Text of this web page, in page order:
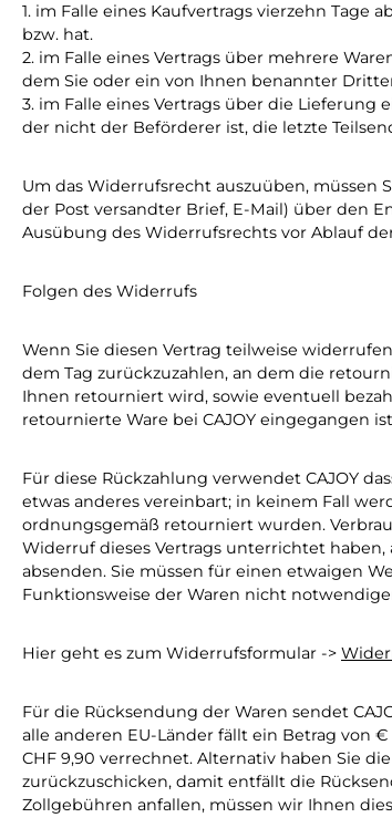
1. im Falle eines Kaufvertrags vierzehn
bzw. hat.
2. im Falle eines Vertrags über mehrere
dem Sie oder ein von Ihnen benannter
3. im Falle eines Vertrags über die
der nicht der Beförderer ist, die letzte
Um das Widerrufsrecht auszuüben, müssen
der Post versandter Brief, E-Mail) über den
Ausübung des Widerrufsrechts vor Ablauf
Folgen des Widerrufs
Wenn Sie diesen Vertrag teilweise
dem Tag zurückzuzahlen, an dem die
Ihnen retourniert wird, sowie eventuell
retournierte Ware bei CAJOY eingegangen
Für diese Rückzahlung verwendet CAJOY
etwas anderes vereinbart; in keinem Fall
ordnungsgemäß retourniert wurden.
Widerruf dieses Vertrags unterrichtet haben,
absenden. Sie müssen für einen etwaigen
Funktionsweise der Waren nicht
Hier geht es zum Widerrufsformular ->
Für die Rücksendung der Waren sendet
alle anderen EU-Länder fällt ein Betrag von
CHF 9,90 verrechnet. Alternativ haben Sie
zurückzuschicken, damit entfällt die
Zollgebühren anfallen, müssen wir Ihnen